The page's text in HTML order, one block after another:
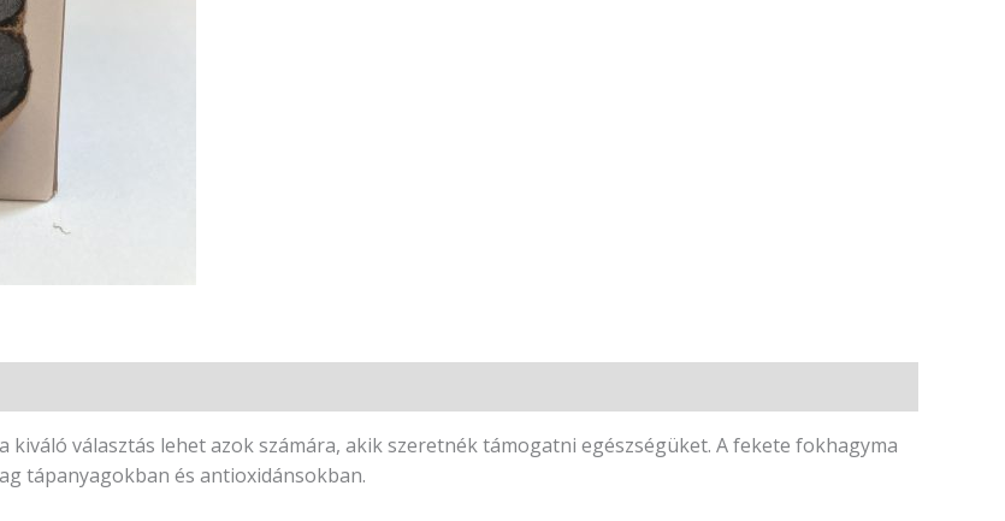
kiváló választás lehet azok számára, akik szeretnék támogatni egészségüket. A fekete fokhagyma
tápanyagokban és antioxidánsokban.